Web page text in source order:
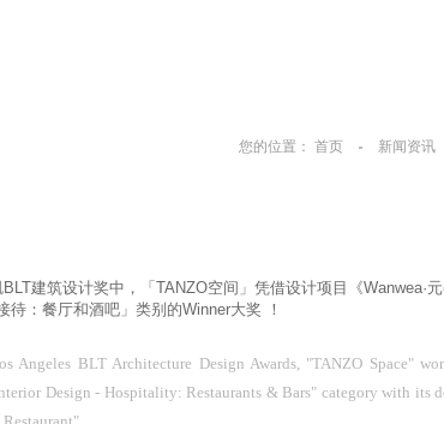
您的位置： 首页 新闻资讯
建筑设计奖中，「TANZO空间」凭借设计项目《Wanwea·
待：餐厅和酒吧」类别的Winner大奖 ！
Angeles BLT Architecture Design Awards, "TANZO Space"
Design - Hospitality: Restaurants & Bars" category with its